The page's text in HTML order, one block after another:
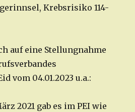
Krebsrisiko 114-
auf eine Stellungnahme
vom 04.01.2023 u.a.:
2021 gab es im PEI wie